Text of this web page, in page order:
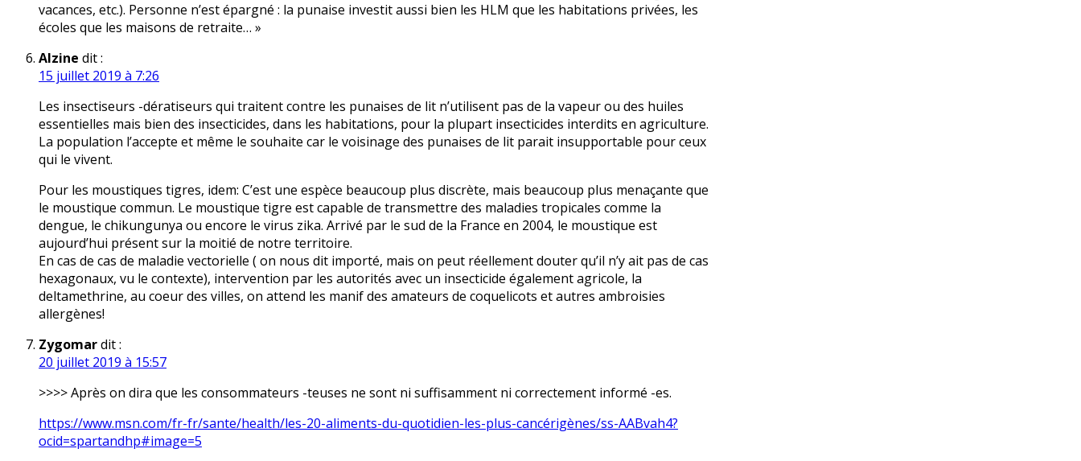
vacances, etc.). Personne n’est épargné : la punaise investit aussi bien les HLM que les habitations privées, les
écoles que les maisons de retraite… »
Alzine dit :
15 juillet 2019 à 7:26
Les insectiseurs -dératiseurs qui traitent contre les punaises de lit n’utilisent pas de la vapeur ou des huiles
essentielles mais bien des insecticides, dans les habitations, pour la plupart insecticides interdits en agriculture.
La population l’accepte et même le souhaite car le voisinage des punaises de lit parait insupportable pour ceux
qui le vivent.
Pour les moustiques tigres, idem: C’est une espèce beaucoup plus discrète, mais beaucoup plus menaçante que
le moustique commun. Le moustique tigre est capable de transmettre des maladies tropicales comme la
dengue, le chikungunya ou encore le virus zika. Arrivé par le sud de la France en 2004, le moustique est
aujourd’hui présent sur la moitié de notre territoire.
En cas de cas de maladie vectorielle ( on nous dit importé, mais on peut réellement douter qu’il n’y ait pas de cas
hexagonaux, vu le contexte), intervention par les autorités avec un insecticide également agricole, la
deltamethrine, au coeur des villes, on attend les manif des amateurs de coquelicots et autres ambroisies
allergènes!
Zygomardit :
20 juillet 2019 à 15:57
>>>> Après on dira que les consommateurs -teuses ne sont ni suffisamment ni correctement informé -es.
https://www.msn.com/fr-fr/sante/health/les-20-aliments-du-quotidien-les-plus-cancérigènes/ss-AABvah4?
ocid=spartandhp#image=5